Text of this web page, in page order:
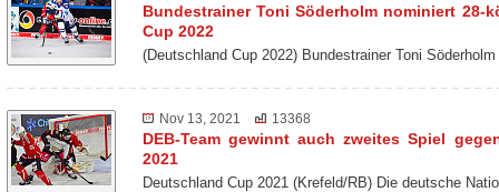
Bundestrainer Toni Söderholm nominiert
Cup 2022
(Deutschland Cup 2022) Bundestrainer Toni
Nov 13, 2021 13368
DEB-Team gewinnt auch zweites Spiel
2021
Deutschland Cup 2021 (Krefeld/RB) Die deutsche